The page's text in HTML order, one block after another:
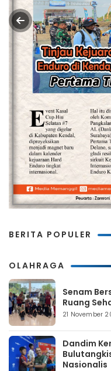
BERITA POPULER
OLAHRAGA
Senam
Ruang
21 November
Dandim
Nasionalis